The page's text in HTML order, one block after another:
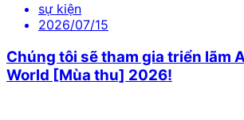
sự kiện
2026/07/15
Chúng tôi sẽ tham gia triển lãm
World [Mùa thu] 2026!